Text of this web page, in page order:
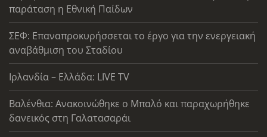
παράταση η Εθνική Παίδων
ΣΕΦ: Επαναπροκυρήσσεται το έργο για την ενεργειακή
αναβάθμιση του Σταδίου
Ιρλανδία – Ελλάδα: LIVE TV
Βαλένθια: Ανακοινώθηκε ο Μπαλό και παραχωρήθηκε
δανεικός στη Γαλατασαράι